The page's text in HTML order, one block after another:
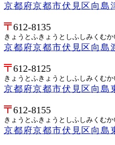
京都府京都市伏見区向島
612-8135
きょうとふきょうとしふしみくむ
京都府京都市伏見区向島
612-8125
きょうとふきょうとしふしみくむ
京都府京都市伏見区向島
612-8155
きょうとふきょうとしふしみくむ
京都府京都市伏見区向島